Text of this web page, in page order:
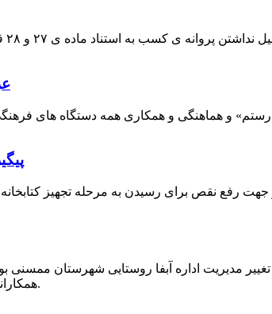
به آن اشاره کرد، تغییر مدیریت اداره آبفا روستایی
همکارانش خداحافظی کرد.مراسم تودیع و معارفه وی امروز برگزار گردید.